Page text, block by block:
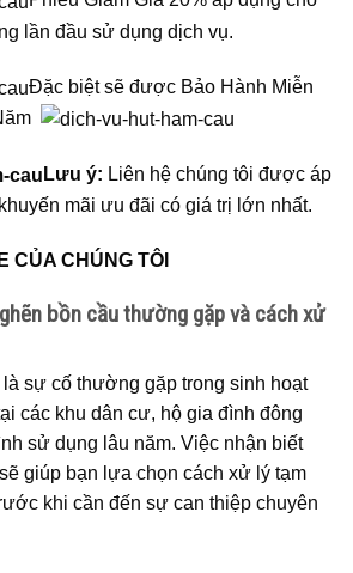
lần đầu sử dụng dịch vụ.
Đặc biệt sẽ được Bảo Hành Miễn
Lưu ý: Liên hệ chúng tôi được áp
mãi ưu đãi có giá trị lớn nhất.
CỦA CHÚNG TÔI
bồn cầu thường gặp và cách xử
sự cố thường gặp trong sinh hoạt
các khu dân cư, hộ gia đình đông
sử dụng lâu năm. Việc nhận biết
giúp bạn lựa chọn cách xử lý tạm
khi cần đến sự can thiệp chuyên